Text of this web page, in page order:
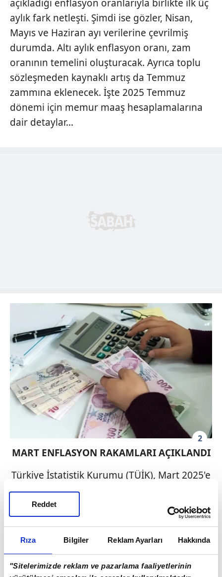
Rıza Bilgiler Reklam Ayarları Hakkında
"Sitelerimizde reklam ve pazarlama faaliyetlerinin
Reddet
açıkladığı enflasyon oranlarıyla birlikte ilk üç
aylık fark netleşti. Şimdi ise gözler, Nisan,
Mayıs ve Haziran ayı verilerine çevrilmiş
durumda. Altı aylık enflasyon oranı, zam
oranının temelini oluşturacak. Ayrıca toplu
sözleşmeden kaynaklı artış da Temmuz
zammına eklenecek. İşte 2025 Temmuz
dönemi için memur maaş hesaplamalarına
dair detaylar...
2
MART ENFLASYON RAKAMLARI AÇIKLANDI
Türkiye İstatistik Kurumu (TÜİK), Mart 2025'e
ilişkin enflasyon verilerini kamuoyuyla
paylaştı. Aylık enflasyon oranı %2,46 olarak
gerçekleşerek artış gösterdi. Yıllık bazda ise
enflasyon %38,10 seviyesine gerileyerek
sınırına temel oluşturan 12 aylık ortalama